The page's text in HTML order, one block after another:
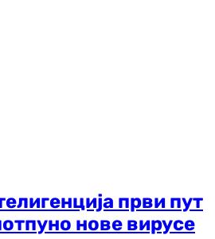
први пут
нове вирусе